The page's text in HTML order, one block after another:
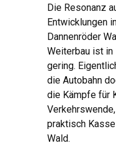
Die Resonanz
Entwicklungen
Dannenröder
Weiterbau ist
gering.
die Autobahn
die Kämpfe für
praktisch
Wald.